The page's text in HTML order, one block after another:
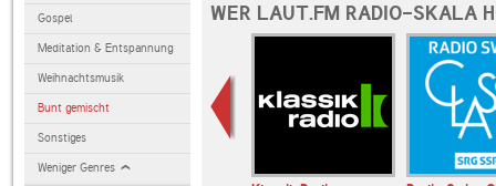
Gospel
Meditation & Entspannung
Weihnachtsmusik
Bunt gemischt
Sonstiges
Weniger Genres
WER LAUT.FM RADIO-SKALA